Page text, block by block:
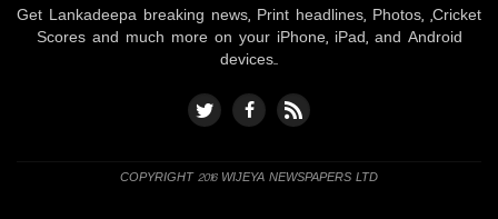
Get Lankadeepa breaking news, Print headlines, Photos, ,Cricket
Scores and much more on your iPhone, iPad, and Android
devices..
COPYRIGHT 2016 WIJEYA NEWSPAPERS LTD